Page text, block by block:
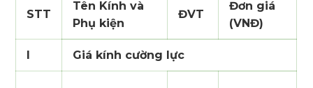
STT
Tên Kính và
Phụ kiện
ĐVT
Đơn giá
(VNĐ)
I Giá kính cường lực